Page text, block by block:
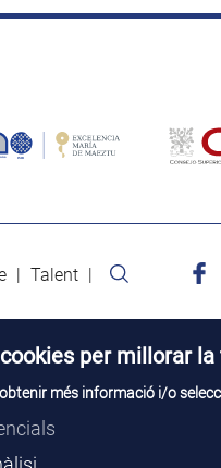
Talent
per millorar
més informació i/o